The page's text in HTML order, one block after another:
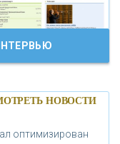
впервые за
новостей»
НОВОСТИ
оптимизирован